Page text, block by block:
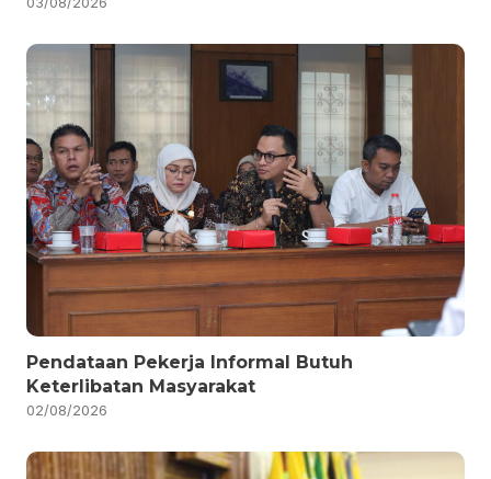
Pendataan Pekerja Informal Butuh
Keterlibatan Masyarakat
02/08/2026